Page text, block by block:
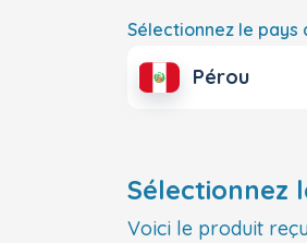
Sélectionnez le pays
Pérou
Sélectionnez
Voici le produit